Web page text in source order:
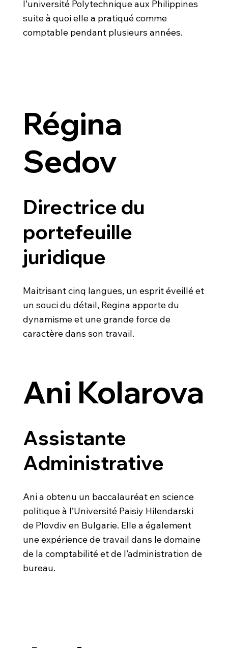
l’université Polytechnique aux Philippines
suite à quoi elle a pratiqué comme
comptable pendant plusieurs années.
Régina
Sedov
Directrice du
portefeuille
juridique
Maitrisant cinq langues, un esprit éveillé et
un souci du détail, Regina apporte du
dynamisme et une grande force de
caractère dans son travail.
Ani Kolarova
Assistante
Administrative
Ani a obtenu un baccalauréat en science
politique à l’Université Paisiy Hilendarski
de Plovdiv en Bulgarie. Elle a également
une expérience de travail dans le domaine
de la comptabilité et de l’administration de
bureau.